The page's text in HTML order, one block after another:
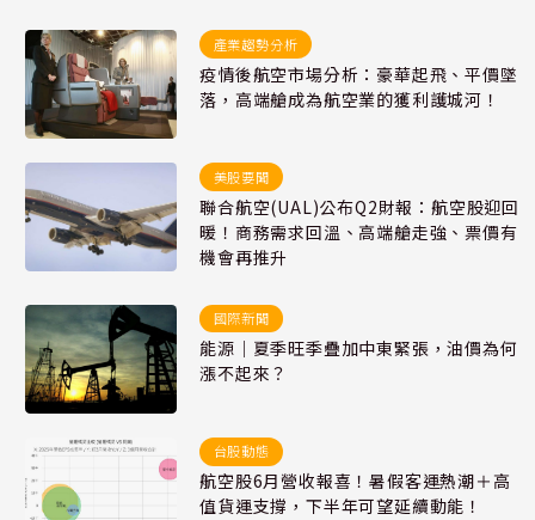
產業趨勢分析
疫情後航空市場分析：豪華起飛、平價墜
落，高端艙成為航空業的獲利護城河！
美股要聞
聯合航空(UAL)公布Q2財報：航空股迎回
暖！商務需求回溫、高端艙走強、票價有
機會再推升
國際新聞
能源｜夏季旺季疊加中東緊張，油價為何
漲不起來？
台股動態
航空股6月營收報喜！暑假客運熱潮＋高
值貨運支撐，下半年可望延續動能！